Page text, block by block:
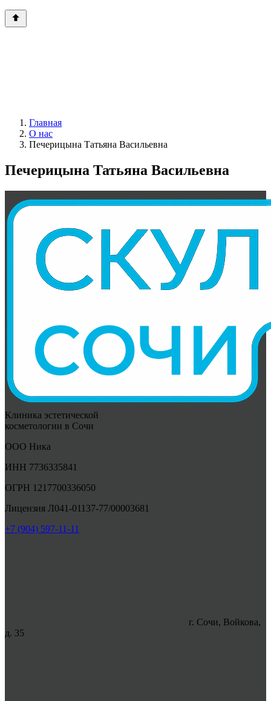
Главная
О нас
Печерицына Татьяна Васильевна
Печерицына Татьяна Васильевна
Клиника эстетической
косметологии в Сочи
ООО Ника
ИНН 7736335841
ОГРН 1217700336050
Лицензия Л041-01137-77/00003681
+7 (904) 597-11-11
г. Сочи, Войкова,
д. 35